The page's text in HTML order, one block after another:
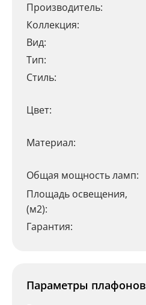
Производитель:
Коллекция:
Вид:
Тип:
Стиль:
Цвет:
Материал:
Общая мощность ламп:
Площадь освещения,
(м2):
Гарантия:
Параметры плафонов